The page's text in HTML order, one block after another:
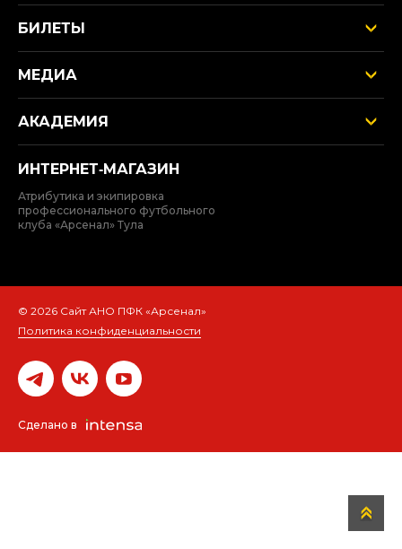
БИЛЕТЫ
МЕДИА
АКАДЕМИЯ
ИНТЕРНЕТ‑МАГАЗИН
Атрибутика и экипировка
профессионального футбольного
клуба «Арсенал» Тула
© 2026 Сайт АНО ПФК «Арсенал»
Политика конфиденциальности
Сделано в